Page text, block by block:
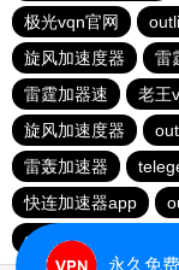
极光vqn官网
旋风加速度器
雷
雷霆加器速
老王
旋风加速度器
雷轰加速器
快连加速器app
outline
永久免